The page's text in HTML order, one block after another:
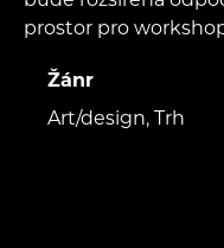
prostor pro
Žánr
Art/design, Trh